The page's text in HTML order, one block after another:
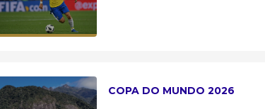
COPA DO MUNDO 2026